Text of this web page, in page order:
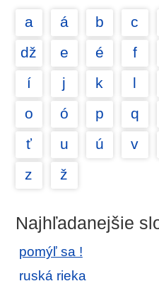
a á b c
dž
e é f
í
j k l
o
ó p q
ť
u ú v
z
ž
Najhľadanejšie
pomýľ sa !
ruská rieka